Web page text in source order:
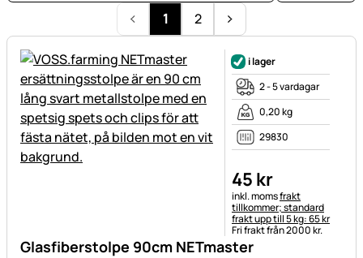
1
2
Glasfiberstolpe 90cm NETmaster
i lager
2 - 5 vardagar
0,20 kg
29830
45 kr
Skatteinformation:
inkl. momsfrakt
tillkommer; standard
frakt upp till 5 kg: 65 kr
Fri frakt från 2000 kr.